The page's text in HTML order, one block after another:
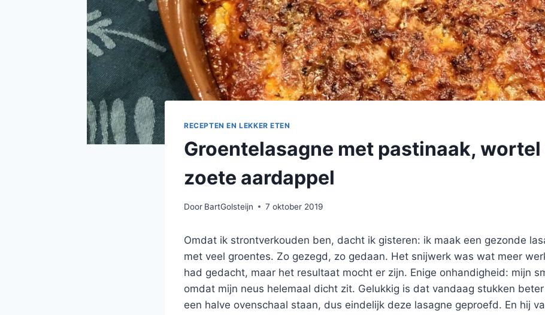
RECEPTEN EN LEKKER ETEN
Groentelasagne met pastinaak, wortel
zoete aardappel
Door BartGolsteijn 7 oktober 2019
Omdat ik strontverkouden ben, dacht ik gisteren: ik maak een gezonde
met veel groentes. Zo gezegd, zo gedaan. Het snijwerk was wat meer
had gedacht, maar het resultaat mocht er zijn. Enige onhandigheid: mijn
omdat mijn neus helemaal dicht zit. Gelukkig is dat vandaag stukken
een halve ovenschaal staan, dus eindelijk deze lasagne geproefd. En hij